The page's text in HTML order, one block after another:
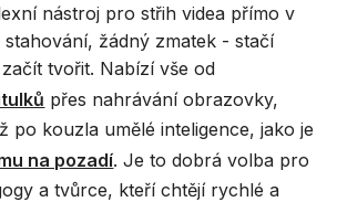
nástroj pro střih videa přímo v
žádný zmatek - stačí
tvořit. Nabízí vše od
přes nahrávání obrazovky,
po kouzla umělé inteligence, jako je
na pozadí. Je to dobrá volba pro
a tvůrce, kteří chtějí rychlé a